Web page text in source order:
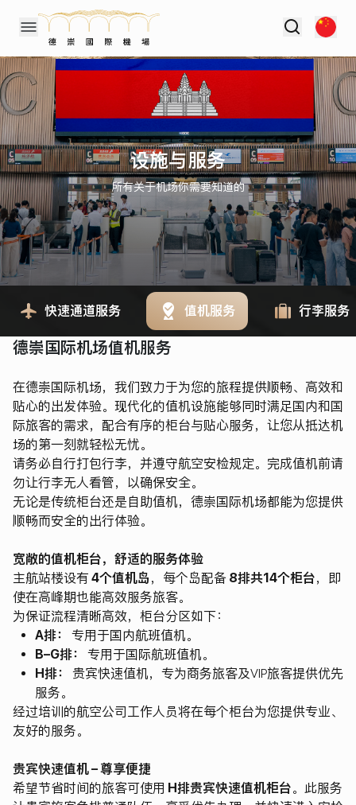
设施与服务
所有关于机场你需要知道的
快速通道服务 值机服务 行李服务
德崇国际机场值机服务
在德崇国际机场，我们致力于为您的旅程提供顺畅、高效和
贴心的出发体验。现代化的值机设施能够同时满足国内和国
际旅客的需求，配合有序的柜台与贴心服务，让您从抵达机
场的第一刻就轻松无忧。
请务必自行打包行李，并遵守航空安检规定。完成值机前请
勿让行李无人看管，以确保安全。
无论是传统柜台还是自助值机，德崇国际机场都能为您提供
顺畅而安全的出行体验。
宽敞的值机柜台，舒适的服务体验
主航站楼设有 4个值机岛 ，每个岛配备 8排共14个柜台，即
使在高峰期也能高效服务旅客。
为保证流程清晰高效，柜台分区如下：
A排：
专用于国内航班值机。
B–G排：
专用于国际航班值机。
H排：
贵宾快速值机，专为商务旅客及VIP旅客提供优先
服务。
经过培训的航空公司工作人员将在每个柜台为您提供专业、
友好的服务。
贵宾快速值机 – 尊享便捷
希望节省时间的旅客可使用 H排贵宾快速值机柜台。此服务